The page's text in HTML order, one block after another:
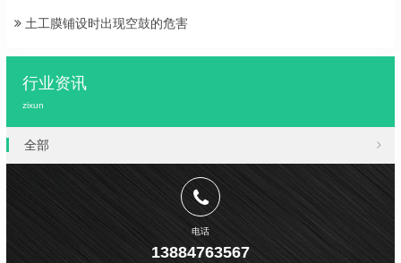
土工膜铺设时出现空鼓的危害
行业资讯
zixun
全部
电话
13884763567